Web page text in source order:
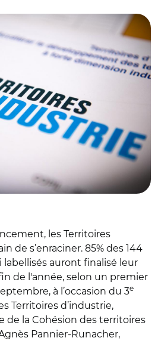
les Territoires
de s’enraciner. 85% des 144
labellisés auront finalisé leur
de l'année, selon un premier
à l’occasion du 3e
Territoires d’industrie,
de la Cohésion des territoires
Pannier-Runacher,